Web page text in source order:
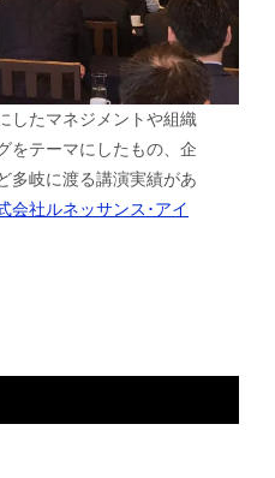
したマネジメントや組織
をテーマにしたもの、企
多岐に渡る講演実績があ
会社ルネッサンス･アイ